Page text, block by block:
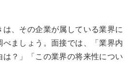
、その企業が属している業界に
ましょう。面接では、「業界内
は？」「この業界の将来性につい